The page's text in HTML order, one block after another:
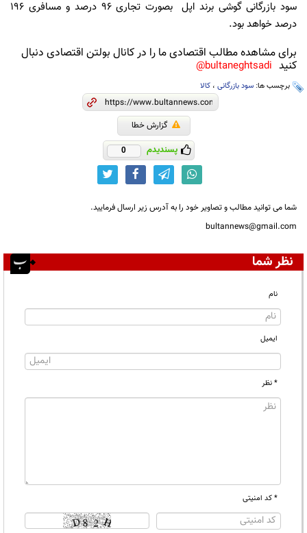
سود بازرگانی گوشی برند اپل بصورت تجاری 96 درصد و مسافری 196
درصد خواهد بود.
برای مشاهده مطالب اقتصادی ما را در کانال بولتن اقتصادی دنبال
کنید bultaneghtsadi@
برچسب ها: سود بازرگانی ، کالا
گزارش خطا
پسندیدم 0
شما می توانید مطالب و تصاویر خود را به آدرس زیر ارسال فرمایید.
bultannews@gmail.com
نظر شما
نام
ایمیل
* نظر
* کد امنیتی